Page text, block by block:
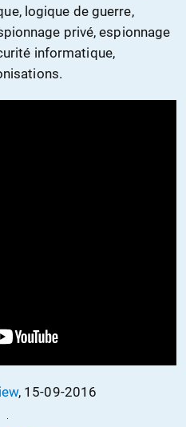
logique de guerre,
privé, espionnage
informatique,
, 15-09-2016